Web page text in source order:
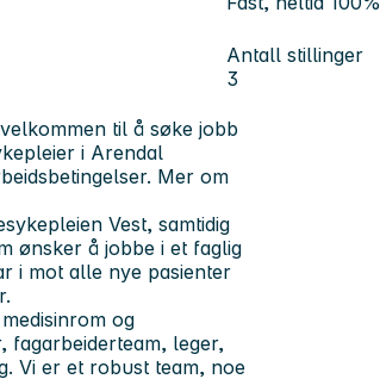
Antall stillinger
3
til å søke jobb
i Arendal
Mer om
Vest, samtidig
ønsker å jobbe i et faglig
i mot alle nye pasienter
og
fagarbeiderteam, leger,
Vi er et robust team, noe